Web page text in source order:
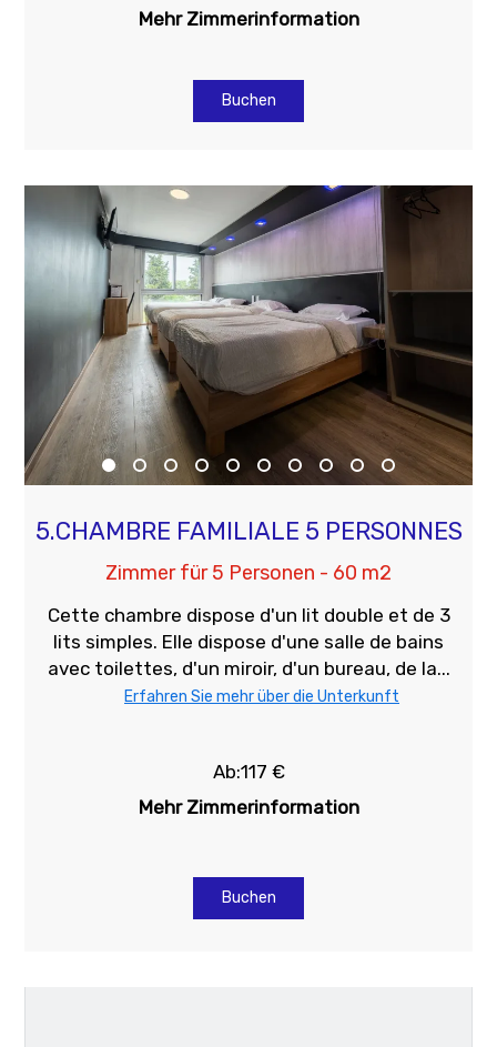
Mehr Zimmerinformation
Buchen
5.CHAMBRE FAMILIALE 5 PERSONNES
Zimmer für 5 Personen - 60 m2
Cette chambre dispose d'un lit double et de 3
lits simples. Elle dispose d'une salle de bains
avec toilettes, d'un miroir, d'un bureau, de la...
Erfahren Sie mehr über die Unterkunft
Ab:117 €
Mehr Zimmerinformation
Buchen